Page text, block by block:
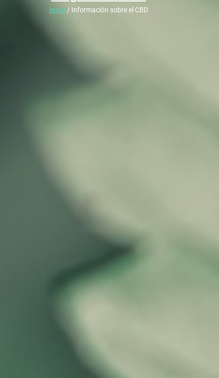
Inicio/ Información sobre el CBD